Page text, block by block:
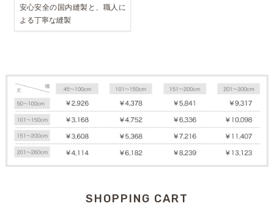
安心安全の国内縫製と、職人に
よる丁寧な縫製
SHOPPING CART